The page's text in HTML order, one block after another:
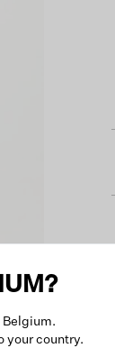
Belgium.
your country.